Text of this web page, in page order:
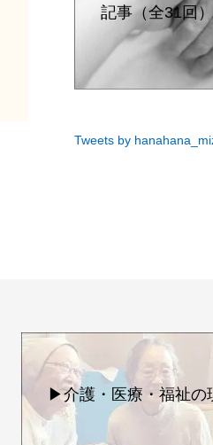
記事（全31回）
Tweets by
▶介護・医療・福祉の